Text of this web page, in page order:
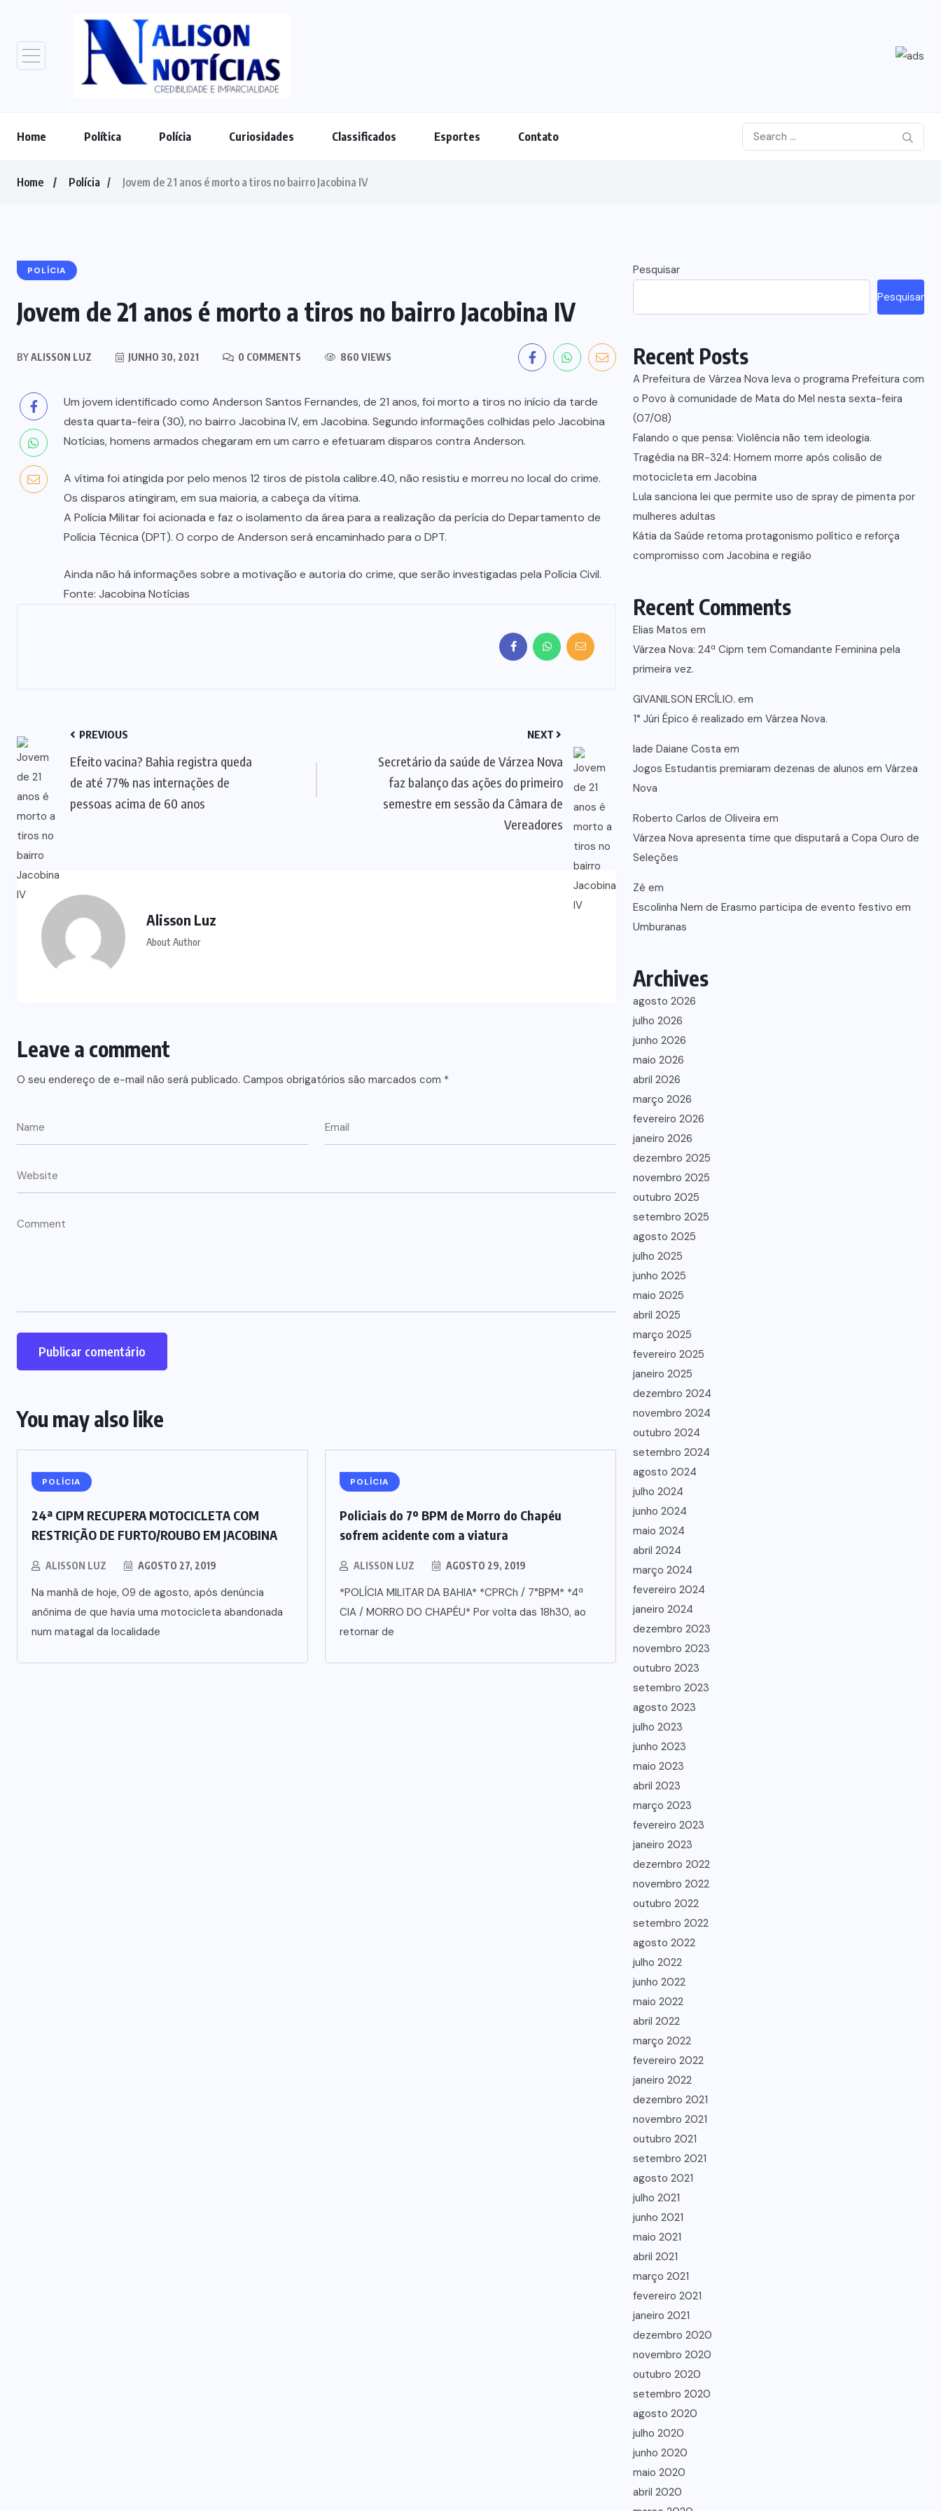
Home Política Polícia Curiosidades Classificados Esportes Contato
Home Polícia Jovem de 21 anos é morto a tiros no bairro Jacobina IV
POLÍCIA
Jovem de 21 anos é morto a tiros no bairro Jacobina IV
BYALISSON LUZ JUNHO 30, 2021 0 COMMENTS 860 VIEWS
Um jovem identificado como Anderson Santos Fernandes, de 21 anos, foi morto a tiros no início da tarde
desta quarta-feira (30), no bairro Jacobina IV, em Jacobina. Segundo informações colhidas pelo Jacobina
Notícias, homens armados chegaram em um carro e efetuaram disparos contra Anderson.
A vítima foi atingida por pelo menos 12 tiros de pistola calibre.40, não resistiu e morreu no local do crime.
Os disparos atingiram, em sua maioria, a cabeça da vítima.
A Polícia Militar foi acionada e faz o isolamento da área para a realização da perícia do Departamento de
Polícia Técnica (DPT). O corpo de Anderson será encaminhado para o DPT.
Ainda não há informações sobre a motivação e autoria do crime, que serão investigadas pela Polícia Civil.
Fonte: Jacobina Notícias
PREVIOUS
Efeito vacina? Bahia registra queda
de até 77% nas internações de
pessoas acima de 60 anos
NEXT
Secretário da saúde de Várzea Nova
faz balanço das ações do primeiro
semestre em sessão da Câmara de
Vereadores
Alisson Luz
About Author
Leave a comment
O seu endereço de e-mail não será publicado. Campos obrigatórios são marcados com *
You may also like
POLÍCIA
24ª CIPM RECUPERA MOTOCICLETA COM
RESTRIÇÃO DE FURTO/ROUBO EM JACOBINA
ALISSON LUZ AGOSTO 27, 2019
Na manhã de hoje, 09 de agosto, após denúncia
anônima de que havia uma motocicleta abandonada
num matagal da localidade
POLÍCIA
Policiais do 7º BPM de Morro do Chapéu
sofrem acidente com a viatura
ALISSON LUZ AGOSTO 29, 2019
*POLÍCIA MILITAR DA BAHIA* *CPRCh / 7°BPM* *4ª
CIA / MORRO DO CHAPÉU* Por volta das 18h30, ao
retornar de
Pesquisar
Pesquisar
Recent Posts
A Prefeitura de Várzea Nova leva o programa Prefeitura com
o Povo à comunidade de Mata do Mel nesta sexta-feira
(07/08)
Falando o que pensa: Violência não tem ideologia.
Tragédia na BR-324: Homem morre após colisão de
motocicleta em Jacobina
Lula sanciona lei que permite uso de spray de pimenta por
mulheres adultas
Kátia da Saúde retoma protagonismo político e reforça
compromisso com Jacobina e região
Recent Comments
Elias Matos em
Várzea Nova: 24ª Cipm tem Comandante Feminina pela
primeira vez.
GIVANILSON ERCÍLIO. em
1° Júri Épico é realizado em Várzea Nova.
lade Daiane Costa em
Jogos Estudantis premiaram dezenas de alunos em Várzea
Nova
Roberto Carlos de Oliveira em
Várzea Nova apresenta time que disputará a Copa Ouro de
Seleções
Zé em
Escolinha Nem de Erasmo participa de evento festivo em
Umburanas
Archives
agosto 2026
julho 2026
junho 2026
maio 2026
abril 2026
março 2026
fevereiro 2026
janeiro 2026
dezembro 2025
novembro 2025
outubro 2025
setembro 2025
agosto 2025
julho 2025
junho 2025
maio 2025
abril 2025
março 2025
fevereiro 2025
janeiro 2025
dezembro 2024
novembro 2024
outubro 2024
setembro 2024
agosto 2024
julho 2024
junho 2024
maio 2024
abril 2024
março 2024
fevereiro 2024
janeiro 2024
dezembro 2023
novembro 2023
outubro 2023
setembro 2023
agosto 2023
julho 2023
junho 2023
maio 2023
abril 2023
março 2023
fevereiro 2023
janeiro 2023
dezembro 2022
novembro 2022
outubro 2022
setembro 2022
agosto 2022
julho 2022
junho 2022
maio 2022
abril 2022
março 2022
fevereiro 2022
janeiro 2022
dezembro 2021
novembro 2021
outubro 2021
setembro 2021
agosto 2021
julho 2021
junho 2021
maio 2021
abril 2021
março 2021
fevereiro 2021
janeiro 2021
dezembro 2020
novembro 2020
outubro 2020
setembro 2020
agosto 2020
julho 2020
junho 2020
maio 2020
abril 2020